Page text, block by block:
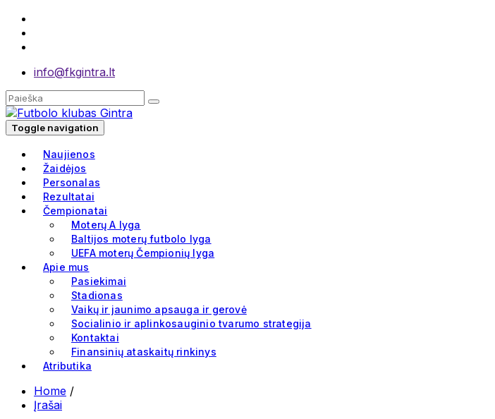
info@fkgintra.lt
Toggle navigation
Naujienos
Žaidėjos
Personalas
Rezultatai
Čempionatai
Moterų A lyga
Baltijos moterų futbolo lyga
UEFA moterų Čempionių lyga
Apie mus
Pasiekimai
Stadionas
Vaikų ir jaunimo apsauga ir gerovė
Socialinio ir aplinkosauginio tvarumo strategija
Kontaktai
Finansinių ataskaitų rinkinys
Atributika
Home /
Įrašai